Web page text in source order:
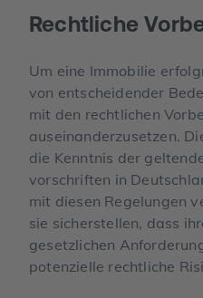
Rechtliche
Um eine Immobilie
von entscheidender
mit den rechtlichen
auseinanderzusetzen.
die Kenntnis der
vorschriften in
mit diesen Regelungen
sie sicherstellen, dass
gesetzlichen
potenzielle rechtliche